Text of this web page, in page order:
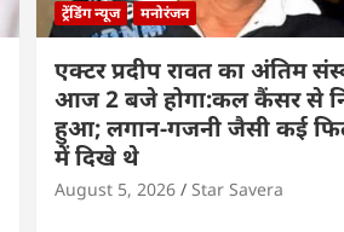
ट्रेंडिंग न्यूज मनोरंजन
एक्टर प्रदीप रावत का अंतिम
आज 2 बजे होगा:कल कैंसर से
हुआ; लगान-गजनी जैसी कई
में दिखे थे
August 5, 2026 Star Savera